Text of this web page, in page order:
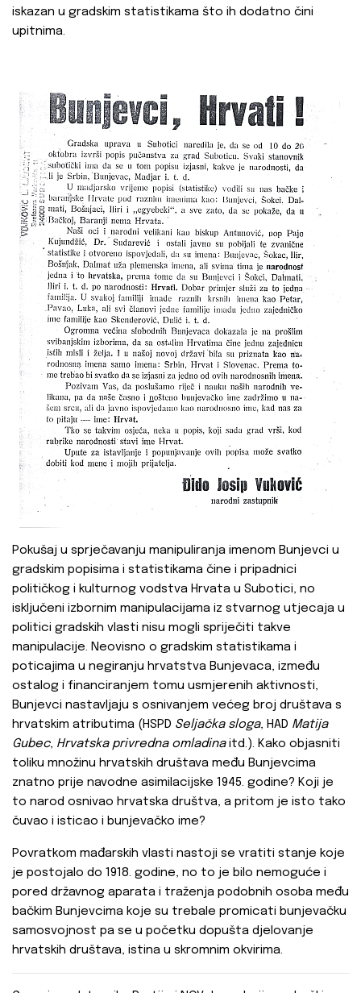
iskazan u gradskim statistikama što ih dodatno čini
upitnima.
Pokušaj u sprječavanju manipuliranja imenom Bunjevci u
gradskim popisima i statistikama čine i pripadnici
političkog i kulturnog vodstva Hrvata u Subotici, no
isključeni izbornim manipulacijama iz stvarnog utjecaja u
politici gradskih vlasti nisu mogli spriječiti takve
manipulacije. Neovisno o gradskim statistikama i
poticajima u negiranju hrvatstva Bunjevaca, između
ostalog i financiranjem tomu usmjerenih aktivnosti,
Bunjevci nastavljaju s osnivanjem većeg broj društava s
hrvatskim atributima (HSPD Seljačka sloga, HAD Matija
Gubec, Hrvatska privredna omladinaitd.). Kako objasniti
toliku množinu hrvatskih društava među Bunjevcima
znatno prije navodne asimilacijske 1945. godine? Koji je
to narod osnivao hrvatska društva, a pritom je isto tako
čuvao i isticao i bunjevačko ime?
Povratkom mađarskih vlasti nastoji se vratiti stanje koje
je postojalo do 1918. godine, no to je bilo nemoguće i
pored državnog aparata i traženja podobnih osoba među
bačkim Bunjevcima koje su trebale promicati bunjevačku
samosvojnost pa se u početku dopušta djelovanje
hrvatskih društava, istina u skromnim okvirima.